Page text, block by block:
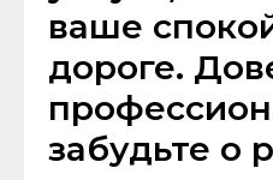
ваше
дороге.
забудьте о